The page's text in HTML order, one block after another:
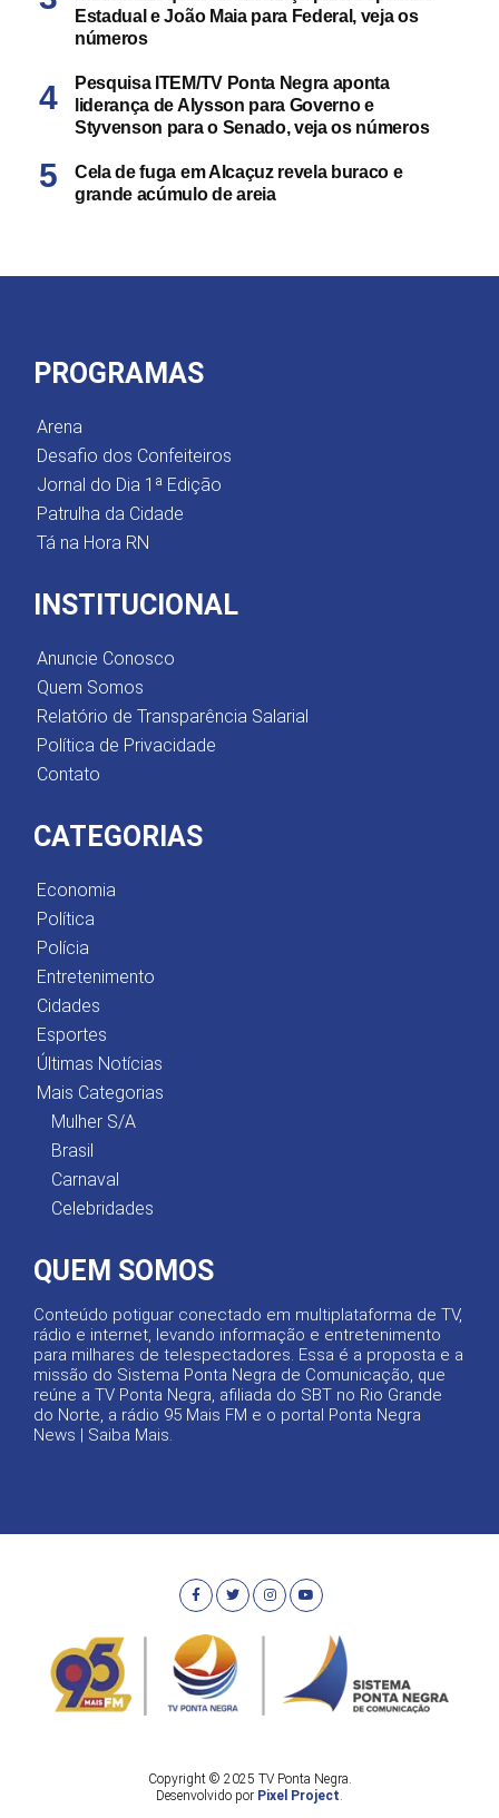
Estadual e João Maia para Federal, veja os
números
Pesquisa ITEM/TV Ponta Negra aponta
liderança de Alysson para Governo e
Styvenson para o Senado, veja os números
Cela de fuga em Alcaçuz revela buraco e
grande acúmulo de areia
PROGRAMAS
Arena
Desafio dos Confeiteiros
Jornal do Dia 1ª Edição
Patrulha da Cidade
Tá na Hora RN
INSTITUCIONAL
Anuncie Conosco
Quem Somos
Relatório de Transparência Salarial
Política de Privacidade
Contato
CATEGORIAS
Economia
Política
Polícia
Entretenimento
Cidades
Esportes
Últimas Notícias
Mais Categorias
Mulher S/A
Brasil
Carnaval
Celebridades
QUEM SOMOS
Conteúdo potiguar conectado em multiplataforma de TV,
rádio e internet, levando informação e entretenimento
para milhares de telespectadores. Essa é a proposta e a
missão do Sistema Ponta Negra de Comunicação, que
reúne a TV Ponta Negra, afiliada do SBT no Rio Grande
do Norte, a rádio 95 Mais FM e o portal Ponta Negra
News | Saiba Mais.
Copyright © 2025 TV Ponta Negra.
Desenvolvido por Pixel Project.